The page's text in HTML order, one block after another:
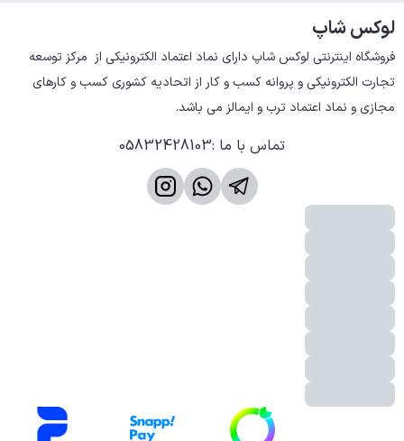
لوکس شاپ
مجازی و نماد اعتماد ترب و ایمالز می باشد.
تماس با ما :
05832428103